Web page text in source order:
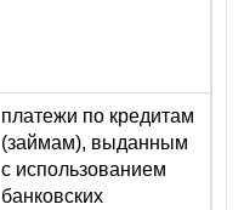
платежи по кредитам
(займам), выданным
с использованием
банковских